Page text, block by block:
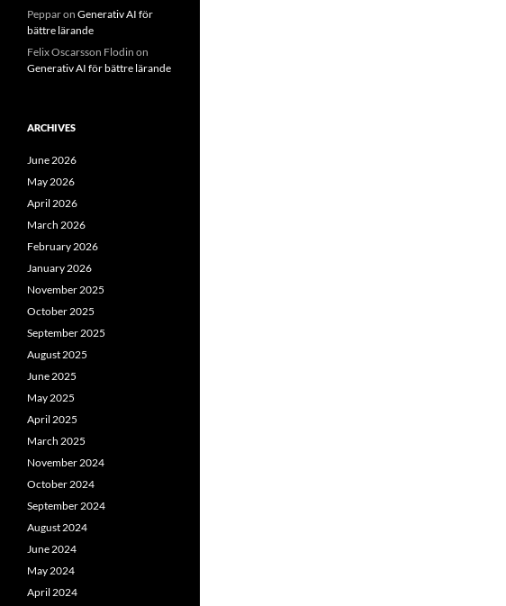
Pepparon Generativ AI för
bättre lärande
Felix Oscarsson Flodin on
Generativ AI för bättre lärande
ARCHIVES
June 2026
May 2026
April 2026
March 2026
February 2026
January 2026
November 2025
October 2025
September 2025
August 2025
June 2025
May 2025
April 2025
March 2025
November 2024
October 2024
September 2024
August 2024
June 2024
May 2024
April 2024